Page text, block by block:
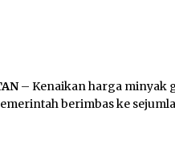
– Kenaikan harga minyak
berimbas ke